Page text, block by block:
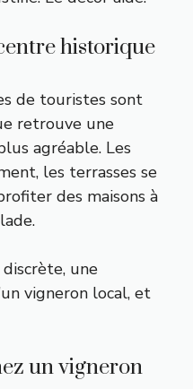
historique
de touristes sont
retrouve une
agréable. Les
les terrasses se
des maisons à
une
vigneron local, et
un vigneron